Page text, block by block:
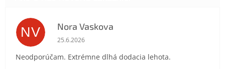
NV Nora Vaskova
Hodnotenie obchodu je 1 z 5 hviezdičiek.
25.6.2026
Neodporúčam. Extrémne dlhá dodacia lehota.